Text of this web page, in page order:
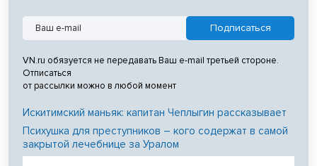
VN.ru обязуется не передавать Ваш e-mail третьей стороне.
Отписаться
от рассылки можно в любой момент
Искитимский маньяк: капитан Чеплыгин рассказывает
Психушка для преступников – кого содержат в самой
закрытой лечебнице за Уралом